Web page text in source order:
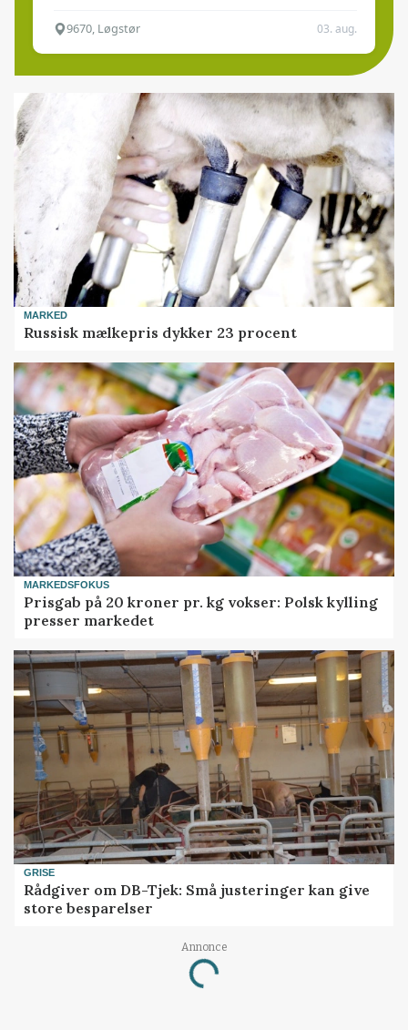
9670, Løgstør 03. aug.
MARKED
Russisk mælkepris dykker 23 procent
MARKEDSFOKUS
Prisgab på 20 kroner pr. kg vokser: Polsk kylling
presser markedet
GRISE
Rådgiver om DB-Tjek: Små justeringer kan give
store besparelser
Annonce
Loading...